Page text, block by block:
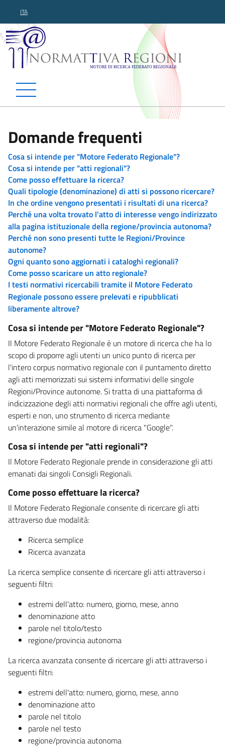
ITA
Normattiva Regioni -
Domande frequenti
Cosa si intende per "Motore Federato Regionale"?
Cosa si intende per "atti regionali"?
Come posso effettuare la ricerca?
Quali tipologie (denominazione) di atti si possono ricercare?
In che ordine vengono presentati i risultati di una ricerca?
Perché una volta trovato l'atto di interesse vengo indirizzato
alla pagina istituzionale della regione/provincia autonoma?
Perché non sono presenti tutte le Regioni/Province
autonome?
Ogni quanto sono aggiornati i cataloghi regionali?
Come posso scaricare un atto regionale?
I testi normativi ricercabili tramite il Motore Federato
Regionale possono essere prelevati e ripubblicati
liberamente altrove?
Cosa si intende per "Motore Federato Regionale"?
Il Motore Federato Regionale è un motore di ricerca che ha lo
scopo di proporre agli utenti un unico punto di ricerca per
l'intero corpus normativo regionale con il puntamento diretto
agli atti memorizzati sui sistemi informativi delle singole
Regioni/Province autonome. Si tratta di una piattaforma di
indicizzazione degli atti normativi regionali che offre agli utenti,
esperti e non, uno strumento di ricerca mediante
un'interazione simile al motore di ricerca "Google".
Cosa si intende per "atti regionali"?
Il Motore Federato Regionale prende in considerazione gli atti
emanati dai singoli Consigli Regionali.
Come posso effettuare la ricerca?
Il Motore Federato Regionale consente di ricercare gli atti
attraverso due modalità:
Ricerca semplice
Ricerca avanzata
La ricerca semplice consente di ricercare gli atti attraverso i
seguenti filtri:
estremi dell'atto: numero, giorno, mese, anno
denominazione atto
parole nel titolo/testo
regione/provincia autonoma
La ricerca avanzata consente di ricercare gli atti attraverso i
seguenti filtri:
estremi dell'atto: numero, giorno, mese, anno
denominazione atto
parole nel titolo
parole nel testo
regione/provincia autonoma